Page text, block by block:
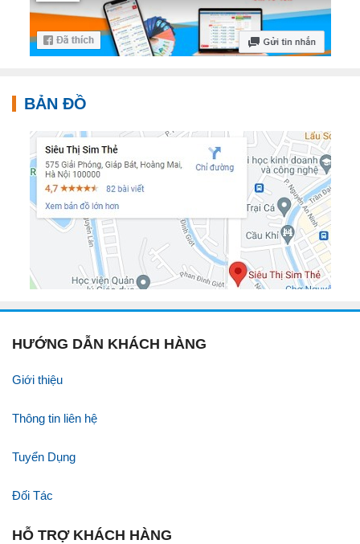
BẢN ĐỒ
HƯỚNG DẪN KHÁCH HÀNG
Giới thiệu
Thông tin liên hệ
Tuyển Dụng
Đối Tác
HỖ TRỢ KHÁCH HÀNG